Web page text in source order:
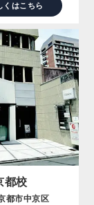
はこちら
都校
都市中京区